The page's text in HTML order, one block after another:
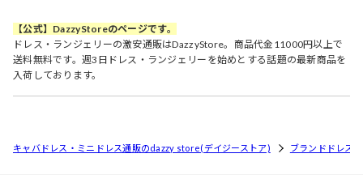
【公式】DazzyStoreのページです。
ドレス・ランジェリーの激安通販はDazzyStore。商品代金11000円以上で
送料無料です。週3日ドレス・ランジェリーを始めとする話題の最新商品を
入荷しております。
キャバドレス・ミニドレス通販のdazzy store(デイジーストア) ブランドドレス